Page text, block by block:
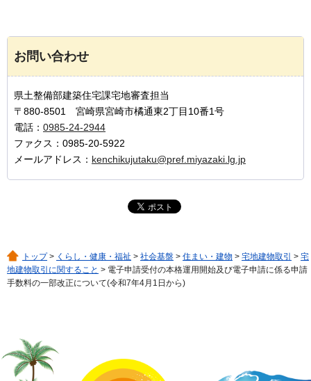
お問い合わせ
県土整備部建築住宅課宅地審査担当
〒880-8501 宮崎県宮崎市橘通東2丁目10番1号
電話： 0985-24-2944
ファクス：0985-20-5922
メールアドレス： kenchikujutaku@pref.miyazaki.lg.jp
トップ> くらし・健康・福祉 > 社会基盤 > 住まい・建物 > 宅地建物取引 > 宅
地建物取引に関すること > 電子申請受付の本格運用開始及び電子申請に係る申請
手数料の一部改正について(令和7年4月1日から)